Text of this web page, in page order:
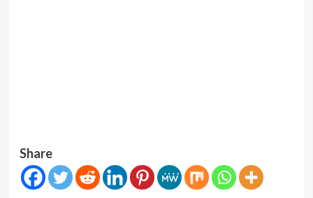
Share